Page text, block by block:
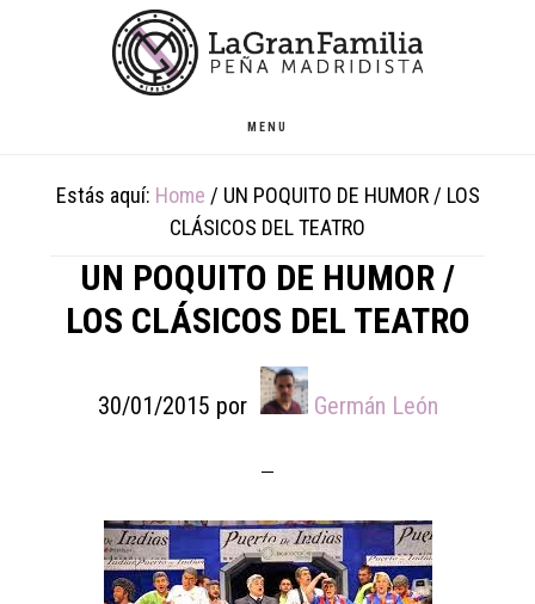
MENU
Estás aquí: Home / UN POQUITO DE HUMOR / LOS
CLÁSICOS DEL TEATRO
UN POQUITO DE HUMOR /
LOS CLÁSICOS DEL TEATRO
30/01/2015 por Germán León